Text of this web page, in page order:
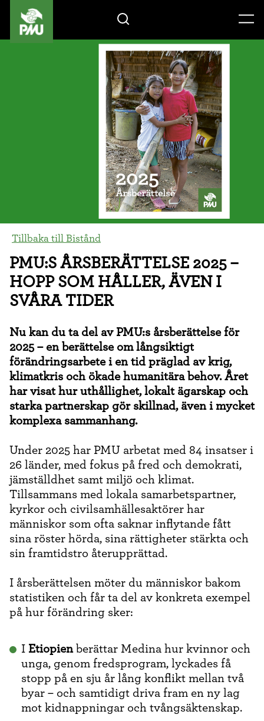
Tillbaka till Bistånd
PMU:S ÅRSBERÄTTELSE 2025 –
HOPP SOM HÅLLER, ÄVEN I
SVÅRA TIDER
Nu kan du ta del av PMU:s årsberättelse för
2025 – en berättelse om långsiktigt
förändringsarbete i en tid präglad av krig,
klimatkris och ökade humanitära behov. Året
har visat hur uthållighet, lokalt ägarskap och
starka partnerskap gör skillnad, även i mycket
komplexa sammanhang.
Under 2025 har PMU arbetat med 84 insatser i
26 länder, med fokus på fred och demokrati,
jämställdhet samt miljö och klimat.
Tillsammans med lokala samarbetspartner,
kyrkor och civilsamhällesaktörer har
människor som ofta saknar inflytande fått
sina röster hörda, sina rättigheter stärkta och
sin framtidstro återupprättad.
I årsberättelsen möter du människor bakom
statistiken och får ta del av konkreta exempel
på hur förändring sker:
I Etiopienberättar Medina hur kvinnor och
unga, genom fredsprogram, lyckades få
stopp på en sju år lång konflikt mellan två
byar – och samtidigt driva fram en ny lag
mot kidnappningar och tvångsäktenskap.